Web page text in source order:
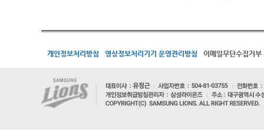
개인정보처리방침 영상정보처리기기 운영관리방침 이메일무단수집거부